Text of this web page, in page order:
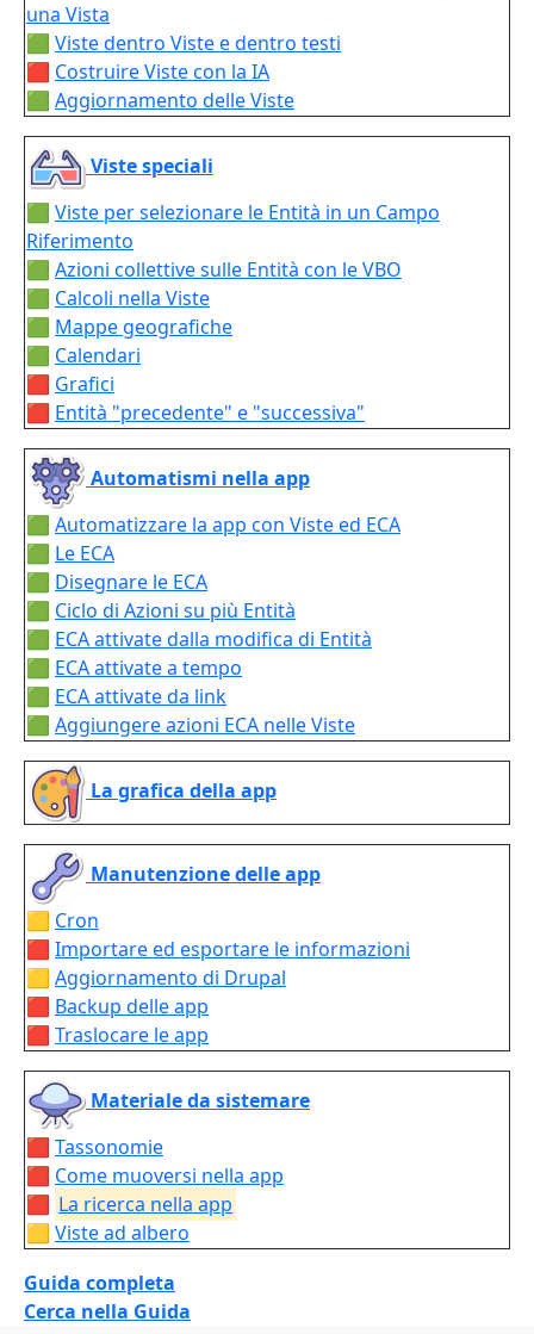
una Vista
🟩 Viste dentro Viste e dentro testi
🟥 Costruire Viste con la IA
🟩 Aggiornamento delle Viste
Viste speciali
🟩 Viste per selezionare le Entità in un Campo
Riferimento
🟩 Azioni collettive sulle Entità con le VBO
🟩 Calcoli nella Viste
🟩 Mappe geografiche
🟩 Calendari
🟥 Grafici
🟥 Entità "precedente" e "successiva"
Automatismi nella app
🟩 Automatizzare la app con Viste ed ECA
🟩 Le ECA
🟩 Disegnare le ECA
🟩 Ciclo di Azioni su più Entità
🟩 ECA attivate dalla modifica di Entità
🟩 ECA attivate a tempo
🟩 ECA attivate da link
🟩 Aggiungere azioni ECA nelle Viste
La grafica della app
Manutenzione delle app
🟨 Cron
🟥 Importare ed esportare le informazioni
🟨 Aggiornamento di Drupal
🟥 Backup delle app
🟥 Traslocare le app
Materiale da sistemare
🟥 Tassonomie
🟥 Come muoversi nella app
🟥 La ricerca nella app
🟨 Viste ad albero
Guida completa
Cerca nella Guida